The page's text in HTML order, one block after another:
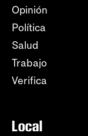
Opinión
Política
Salud
Trabajo
Verifica
Local